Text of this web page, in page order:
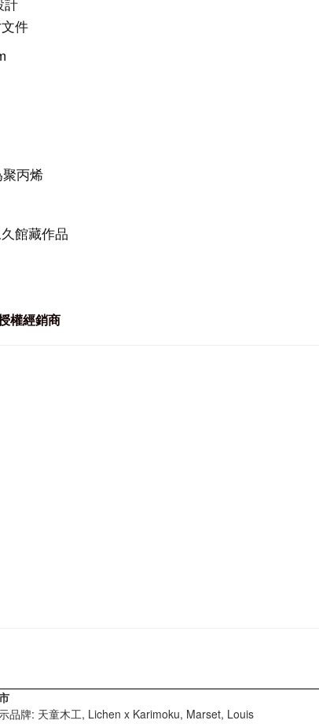
件
丙烯
館藏作品
權經銷商
品牌: 天童木工, Lichen x Karimoku, Marset, Louis